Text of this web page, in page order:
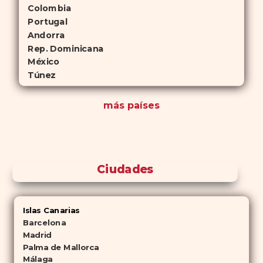
Colombia
Portugal
Andorra
Rep. Dominicana
México
Túnez
más países
Ciudades
Islas Canarias
Barcelona
Madrid
Palma de Mallorca
Málaga